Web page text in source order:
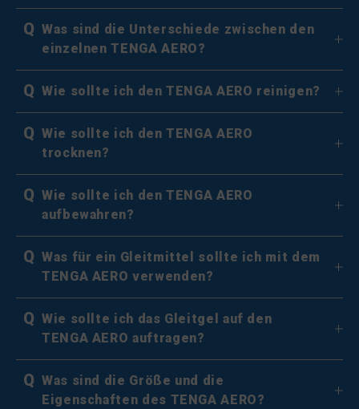
Q Was sind die Unterschiede zwischen den
einzelnen TENGA AERO?
Q Wie sollte ich den TENGA AERO reinigen?
Q Wie sollte ich den TENGA AERO
trocknen?
Q Wie sollte ich den TENGA AERO
aufbewahren?
Q Was für ein Gleitmittel sollte ich mit dem
TENGA AERO verwenden?
Q Wie sollte ich das Gleitgel auf den
TENGA AERO auftragen?
Q Was sind die Größe und die
Eigenschaften des TENGA AERO?